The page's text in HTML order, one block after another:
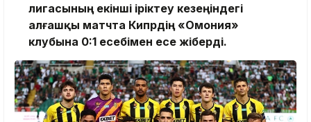
лигасының екінші іріктеу кезеңіндегі
алғашқы матчта Кипрдің «Омония»
клубына 0:1 есебімен есе жіберді.